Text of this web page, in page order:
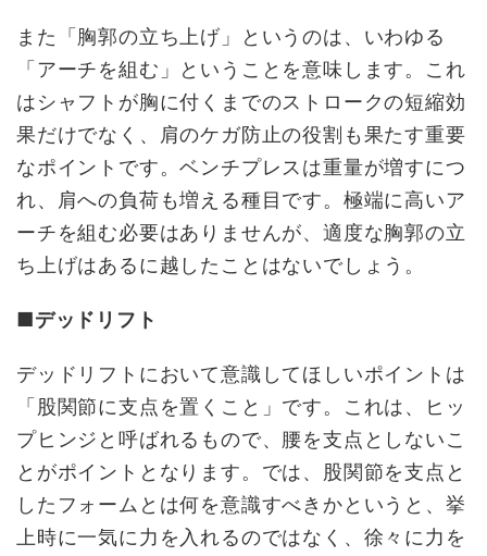
また「胸郭の立ち上げ」というのは、いわゆる
「アーチを組む」ということを意味します。これ
はシャフトが胸に付くまでのストロークの短縮効
果だけでなく、肩のケガ防止の役割も果たす重要
なポイントです。ベンチプレスは重量が増すにつ
れ、肩への負荷も増える種目です。極端に高いア
ーチを組む必要はありませんが、適度な胸郭の立
ち上げはあるに越したことはないでしょう。
■デッドリフト
デッドリフトにおいて意識してほしいポイントは
「股関節に支点を置くこと」です。これは、ヒッ
プヒンジと呼ばれるもので、腰を支点としないこ
とがポイントとなります。では、股関節を支点と
したフォームとは何を意識すべきかというと、挙
上時に一気に力を入れるのではなく、徐々に力を